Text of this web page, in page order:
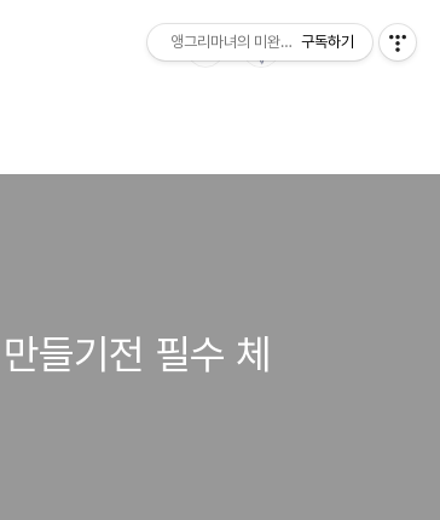
들기전 필수 체
앵그리마녀의 미완성 프로젝트
구독하기